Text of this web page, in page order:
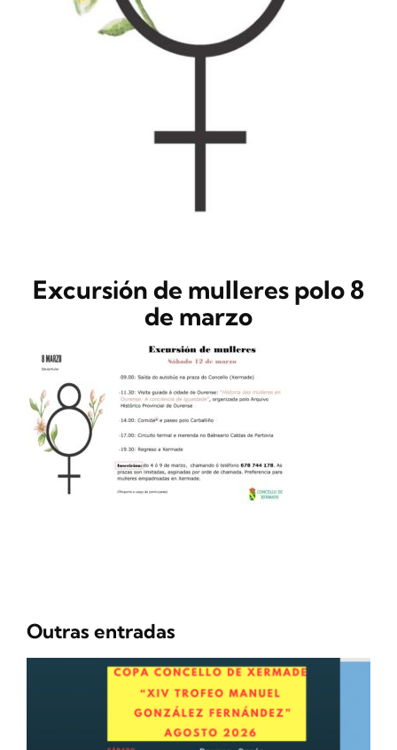
CONTACTO
Excursión de mulleres polo 8
de marzo
Outras entradas